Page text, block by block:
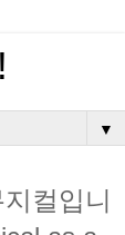
▼
컬입니